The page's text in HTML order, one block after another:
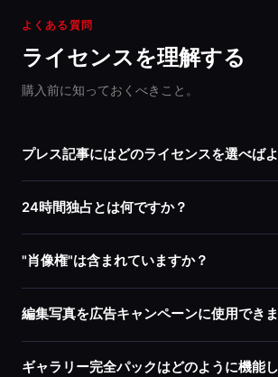
よくある質問
ライセンスを理解する
購入前に知っておくべきこと。
プレス記事にはどのライセンスを選べば
24時間独占とは何ですか？
"肖像権"は含まれていますか？
編集写真を広告キャンペーンに使用でき
ギャラリー完全パックはどのように機能